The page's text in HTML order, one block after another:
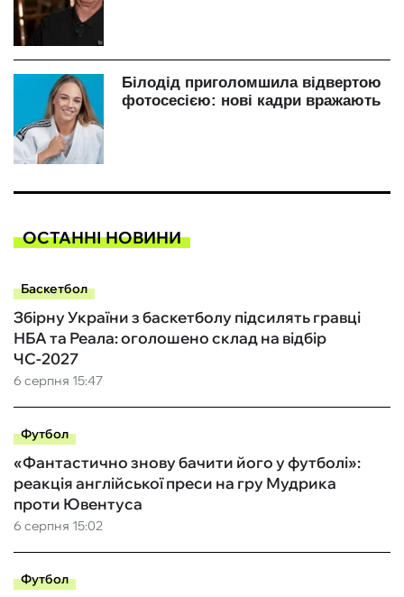
ОСТАННІ НОВИНИ
Баскетбол
6 серпня 15:47
Збірну України з баскетболу підсилять гравці
НБА та Реала: оголошено склад на відбір
ЧС-2027
Футбол
6 серпня 15:02
«Фантастично знову бачити його у футболі»:
реакція англійської преси на гру Мудрика
проти Ювентуса
Футбол